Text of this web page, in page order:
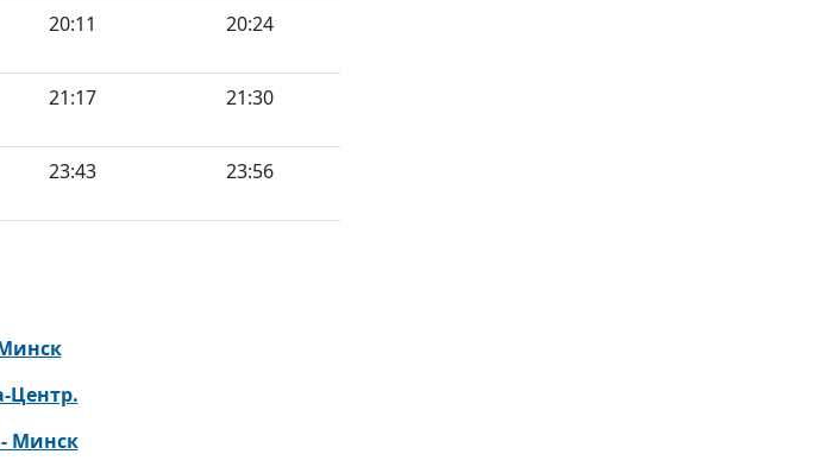
20:11 20:24
21:17 21:30
23:43 23:56
Центр.
Минск